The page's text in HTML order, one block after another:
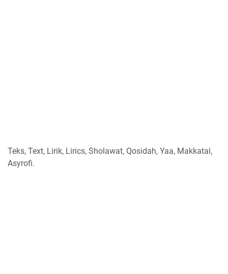
Teks, Text, Lirik, Lirics, Sholawat, Qosidah, Yaa, Makkatal,
Asyrofi.